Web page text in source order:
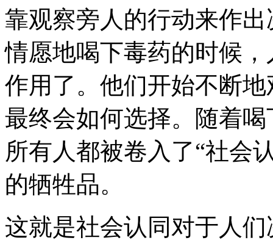
靠观察旁人的行动来作
情愿地喝下毒药的时候
作用了。他们开始不断
最终会如何选择。随着
所有人都被卷入了“社会
的牺牲品。
这就是社会认同对于人